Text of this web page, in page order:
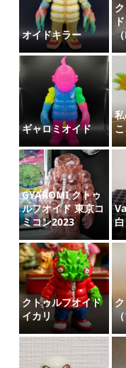
オイドキラー
ギャロミオイド
GYAROMI クトゥ
ルフオイド 東京コ
ミコン2023
白
クトゥルフオイド
イカリ